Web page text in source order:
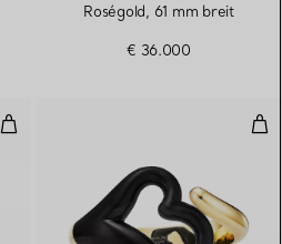
Roségold, 61 mm breit
€ 36.000
Mittelgroßer Bone Cuff in